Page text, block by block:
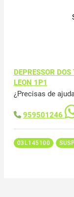
DEPRESSOR
LEON 1P1
¿Precisas de
959501246
03L145100